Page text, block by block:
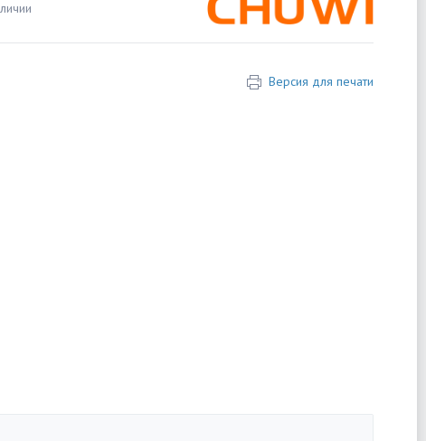
Версия для печати